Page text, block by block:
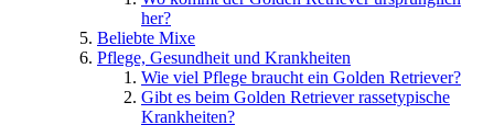
her?
Beliebte Mixe
Pflege, Gesundheit und Krankheiten
Wie viel Pflege braucht ein Golden Retriever?
Gibt es beim Golden Retriever rassetypische
Krankheiten?